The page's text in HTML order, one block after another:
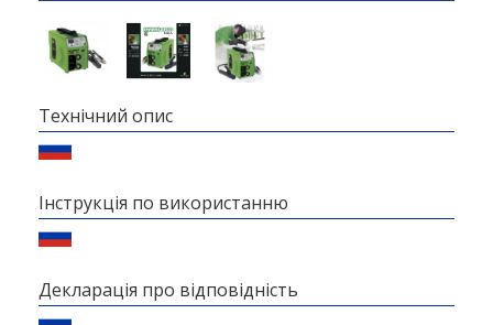
Технічний опис
Інструкція по використанню
Декларація про відповідність